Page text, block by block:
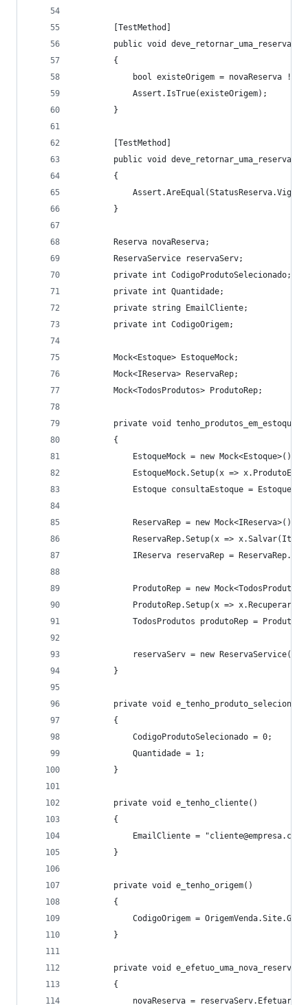
        [TestMethod]
public void
        {
bool existeOrigem = novaReserva !=
            Assert.IsTrue(existeOrigem);
        }
        [TestMethod]
public void
        {
        }
        Reserva novaReserva;
        ReservaService reservaServ;
        private int CodigoProdutoSelecionado;
        private int Quantidade;
        private string EmailCliente;
        private int CodigoOrigem;
        Mock<Estoque> EstoqueMock;
        Mock<IReserva> ReservaRep;
        Mock<TodosProdutos> ProdutoRep;
        private void tenho_produtos_em_estoque()
        {
            EstoqueMock = new Mock<Estoque>();
EstoqueMock.Setup(x =>
Estoque consultaEstoque =
            ReservaRep = new Mock<IReserva>();
ReservaRep.Setup(x =>
IReserva reservaRep =
ProdutoRep = new
ProdutoRep.Setup(x =>
TodosProdutos produtoRep =
reservaServ = new
        }
private void
        {
            CodigoProdutoSelecionado = 0;
            Quantidade = 1;
        }
        private void e_tenho_cliente()
        {
EmailCliente =
        }
        private void e_tenho_origem()
        {
CodigoOrigem =
        }
        private void e_efetuo_uma_nova_reserva()
        {
novaReserva =